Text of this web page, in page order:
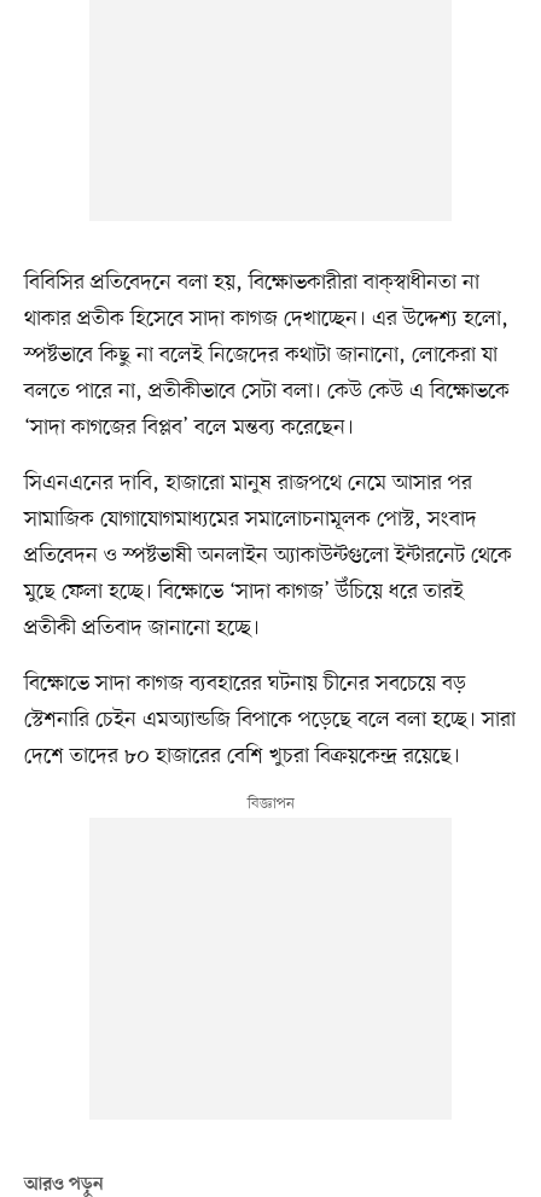
বিবিসির প্রতিবেদনে বলা হয়, বিক্ষোভকারীরা বাক্‌স্বাধীনতা না
থাকার প্রতীক হিসেবে সাদা কাগজ দেখাচ্ছেন। এর উদ্দেশ্য হলো,
স্পষ্টভাবে কিছু না বলেই নিজেদের কথাটা জানানো, লোকেরা যা
বলতে পারে না, প্রতীকীভাবে সেটা বলা। কেউ কেউ এ বিক্ষোভকে
‘সাদা কাগজের বিপ্লব’ বলে মন্তব্য করেছেন।
সিএনএনের দাবি, হাজারো মানুষ রাজপথে নেমে আসার পর
সামাজিক যোগাযোগমাধ্যমের সমালোচনামূলক পোস্ট, সংবাদ
প্রতিবেদন ও স্পষ্টভাষী অনলাইন অ্যাকাউন্টগুলো ইন্টারনেট থেকে
মুছে ফেলা হচ্ছে। বিক্ষোভে ‘সাদা কাগজ’ উঁচিয়ে ধরে তারই
প্রতীকী প্রতিবাদ জানানো হচ্ছে।
বিক্ষোভে সাদা কাগজ ব্যবহারের ঘটনায় চীনের সবচেয়ে বড়
স্টেশনারি চেইন এমঅ্যান্ডজি বিপাকে পড়েছে বলে বলা হচ্ছে। সারা
দেশে তাদের ৮০ হাজারের বেশি খুচরা বিক্রয়কেন্দ্র রয়েছে।
আরও পড়ুন